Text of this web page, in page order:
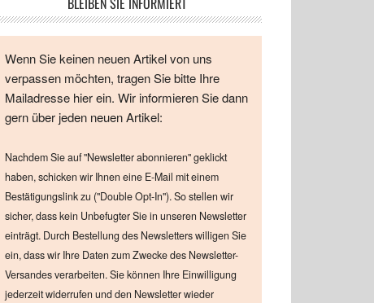
Wenn Sie keinen neuen Artikel von uns
verpassen möchten, tragen Sie bitte Ihre
Mailadresse hier ein. Wir informieren Sie dann
gern über jeden neuen Artikel:
Nachdem Sie auf "Newsletter abonnieren" geklickt
haben, schicken wir Ihnen eine E-Mail mit einem
Bestätigungslink zu ("Double Opt-In"). So stellen wir
sicher, dass kein Unbefugter Sie in unseren Newsletter
einträgt. Durch Bestellung des Newsletters willigen Sie
ein, dass wir Ihre Daten zum Zwecke des Newsletter-
Versandes verarbeiten. Sie können Ihre Einwilligung
jederzeit widerrufen und den Newsletter wieder